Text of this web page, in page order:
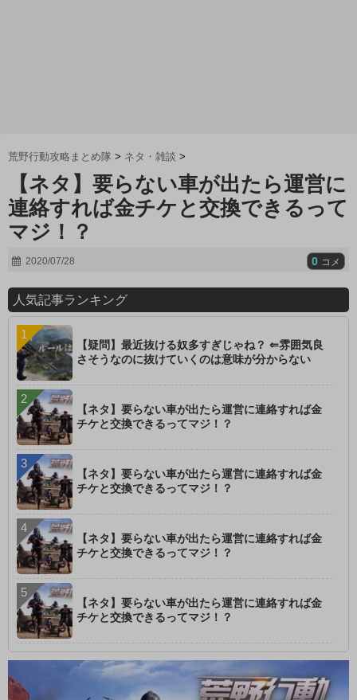
荒野行動攻略まとめ隊 > ネタ・雑談 >
【ネタ】要らない車が出たら運営に
連絡すれば金チケと交換できるって
マジ！？
2020/07/28 0 コメ
人気記事ランキング
【疑問】最近抜ける奴多すぎじゃね？ ⇐雰囲気良
さそうなのに抜けていくのは意味が分からない
【ネタ】要らない車が出たら運営に連絡すれば金
チケと交換できるってマジ！？
【ネタ】要らない車が出たら運営に連絡すれば金
チケと交換できるってマジ！？
【ネタ】要らない車が出たら運営に連絡すれば金
チケと交換できるってマジ！？
【ネタ】要らない車が出たら運営に連絡すれば金
チケと交換できるってマジ！？